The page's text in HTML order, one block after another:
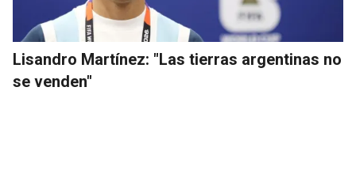
Lisandro Martínez: "Las tierras argentinas no
se venden"